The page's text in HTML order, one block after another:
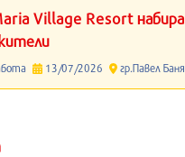
Village Resort набира
13/07/2026 гр.Павел Баня